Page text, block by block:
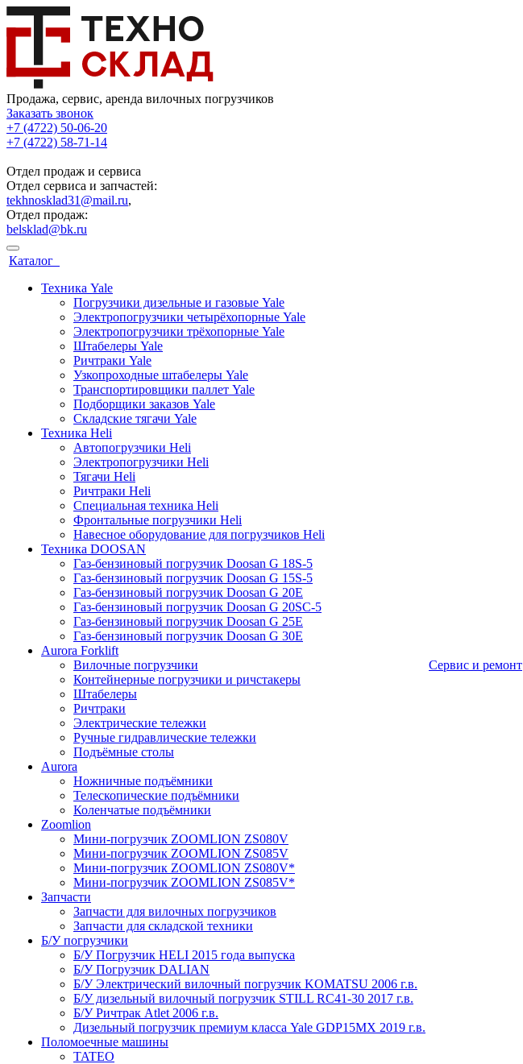
Продажа, сервис, аренда вилочных погрузчиков
Заказать звонок
+7 (4722) 50-06-20
+7 (4722) 58-71-14
Отдел продаж и сервиса
Отдел сервиса и запчастей:
tekhnosklad31@mail.ru,
Отдел продаж:
belsklad@bk.ru
Каталог
Техника Yale
Погрузчики дизельные и газовые Yale
Электропогрузчики четырёхопорные Yale
Электропогрузчики трёхопорные Yale
Штабелеры Yale
Ричтраки Yale
Узкопроходные штабелеры Yale
Транспортировщики паллет Yale
Подборщики заказов Yale
Складские тягачи Yale
Техника Heli
Автопогрузчики Heli
Электропогрузчики Heli
Тягачи Heli
Ричтраки Heli
Специальная техника Heli
Фронтальные погрузчики Heli
Навесное оборудование для погрузчиков Heli
Техника DOOSAN
Газ-бензиновый погрузчик Doosan G 18S-5
Газ-бензиновый погрузчик Doosan G 15S-5
Газ-бензиновый погрузчик Doosan G 20E
Газ-бензиновый погрузчик Doosan G 20SC-5
Газ-бензиновый погрузчик Doosan G 25E
Газ-бензиновый погрузчик Doosan G 30E
Aurora Forklift
Вилочные погрузчики
Контейнерные погрузчики и ричстакеры
Штабелеры
Ричтраки
Электрические тележки
Ручные гидравлические тележки
Подъёмные столы
Aurora
Ножничные подъёмники
Телескопические подъёмники
Коленчатые подъёмники
Zoomlion
Мини-погрузчик ZOOMLION ZS080V
Мини-погрузчик ZOOMLION ZS085V
Мини-погрузчик ZOOMLION ZS080V*
Мини-погрузчик ZOOMLION ZS085V*
Запчасти
Запчасти для вилочных погрузчиков
Запчасти для складской техники
Б/У погрузчики
Б/У Погрузчик HELI 2015 года выпуска
Б/У Погрузчик DALIAN
Б/У Электрический вилочный погрузчик KOMATSU 2006 г.в.
Б/У дизельный вилочный погрузчик STILL RC41-30 2017 г.в.
Б/У Ричтрак Atlet 2006 г.в.
Дизельный погрузчик премиум класса Yale GDP15MX 2019 г.в.
Поломоечные машины
TATEO
Сервис и ремонт